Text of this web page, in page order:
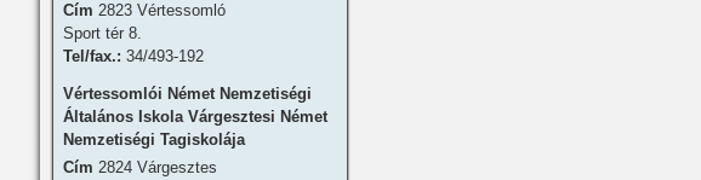
Cím 2823 Vértessomló
Sport tér 8.
Tel/fax.: 34/493-192
Vértessomlói Német Nemzetiségi
Általános Iskola Várgesztesi Német
Nemzetiségi Tagiskolája
Cím 2824 Várgesztes